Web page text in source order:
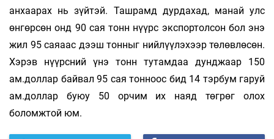
анхаарах нь зүйтэй. Ташрамд дурдахад, манай улс
өнгөрсөн онд 90 сая тонн нүүрс экспортолсон бол энэ
жил 95 саяаас дээш тонныг нийлүүлэхээр төлөвлөсөн.
Хэрэв нүүрсний үнэ тонн тутамдаа дунджаар 150
ам.доллар байвал 95 сая тонноос бид 14 тэрбум гаруй
ам.доллар буюу 50 орчим их наяд төгрөг олох
боломжтой юм.